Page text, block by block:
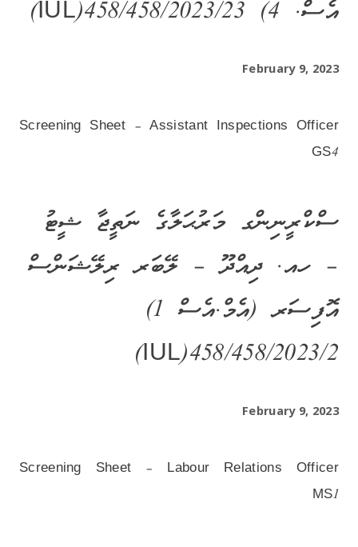
އެސް. 4) IUL)458/458/2023/23)
February 9, 2023
Screening Sheet – Assistant Inspections Officer
GS4
ސްކްރީނިންގ މަރުޙަލާގެ ނަތީޖާ ޝީޓު
– ހއ. ދިއްދޫ – ލޭބަރ ރިލޭޝަންސް
އޮފިސަރ (އެމް.އެސް 1)
IUL)458/458/2023/2)
February 9, 2023
Screening Sheet – Labour Relations Officer
MS1